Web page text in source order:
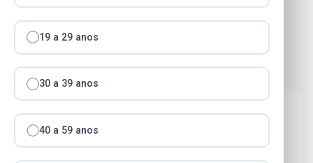
19 a 29 anos
30 a 39 anos
40 a 59 anos